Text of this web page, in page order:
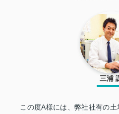
三浦
この度A様には、弊社社有の